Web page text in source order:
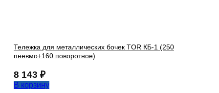
Тележка для металлических бочек TOR КБ-1 (250
пневмо+160 поворотное)
8 143 ₽
В корзину